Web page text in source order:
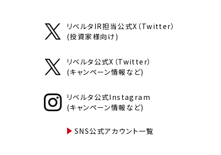
リベルタIR担当公式X（Twitter）
(投資家様向け)
リベルタ公式X（Twitter）
(キャンペーン情報など)
リベルタ公式Instagram
(キャンペーン情報など)
SNS公式アカウント一覧